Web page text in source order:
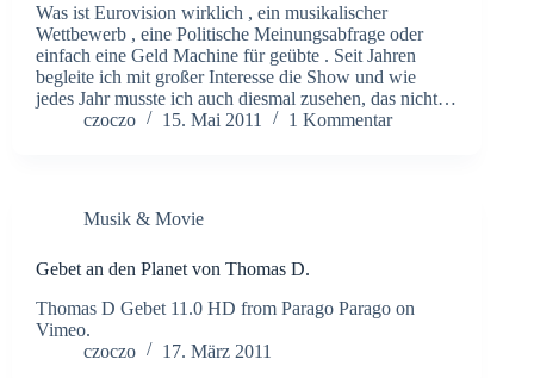
Was ist Eurovision wirklich , ein musikalischer
Wettbewerb , eine Politische Meinungsabfrage oder
einfach eine Geld Machine für geübte . Seit Jahren
begleite ich mit großer Interesse die Show und wie
jedes Jahr musste ich auch diesmal zusehen, das nicht…
czoczo
15. Mai 2011 1 Kommentar
Musik & Movie
Gebet an den Planet von Thomas D.
Thomas D Gebet 11.0 HD from Parago Parago on
Vimeo.
czoczo
17. März 2011